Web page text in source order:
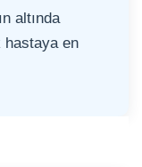
altında
hastaya en